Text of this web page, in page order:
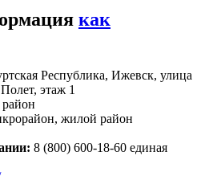
как
Республика, Ижевск, улица
этаж 1
жилой район
8 (800) 600-18-60 единая